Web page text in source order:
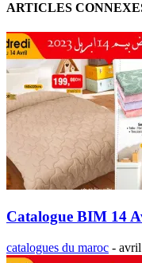
ARTICLES
Catalogue BIM 14
catalogues du maroc -